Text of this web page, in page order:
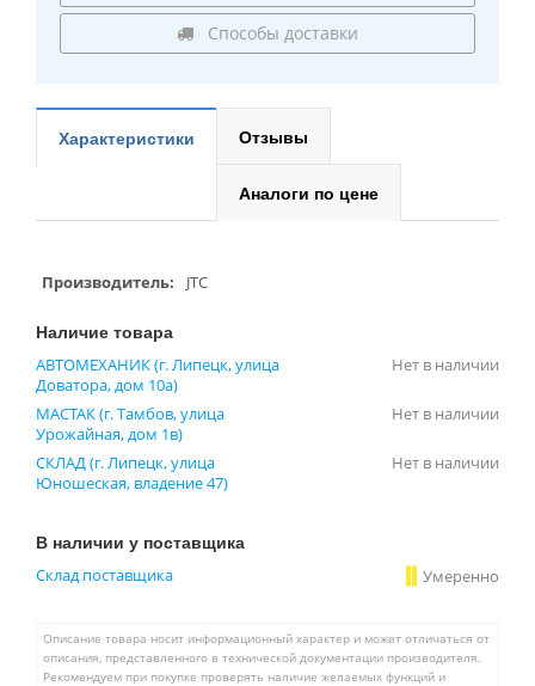
Способы доставки
Характеристики Отзывы
Аналоги по цене
Производитель: JTC
Наличие товара
АВТОМЕХАНИК (г. Липецк, улица
Доватора, дом 10а)
Нет в наличии
МАСТАК (г. Тамбов, улица
Урожайная, дом 1в)
Нет в наличии
СКЛАД (г. Липецк, улица
Юношеская, владение 47)
Нет в наличии
В наличии у поставщика
Склад поставщика Умеренно
Описание товара носит информационный характер и может отличаться от
описания, представленного в технической документации производителя.
Рекомендуем при покупке проверять наличие желаемых функций и